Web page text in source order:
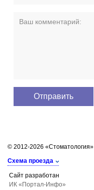
© 2012-2026 «Стоматология»
Схема проезда
Сайт разработан
ИК «Портал-Инфо»